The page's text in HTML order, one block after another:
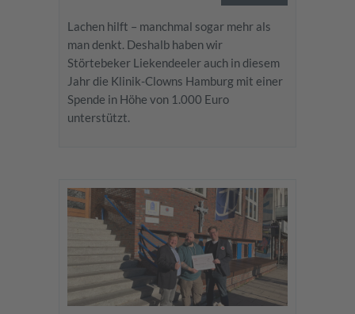
Lachen hilft – manchmal sogar mehr als
man denkt. Deshalb haben wir
Störtebeker Liekendeeler auch in diesem
Jahr die Klinik-Clowns Hamburg mit einer
Spende in Höhe von 1.000 Euro
unterstützt.